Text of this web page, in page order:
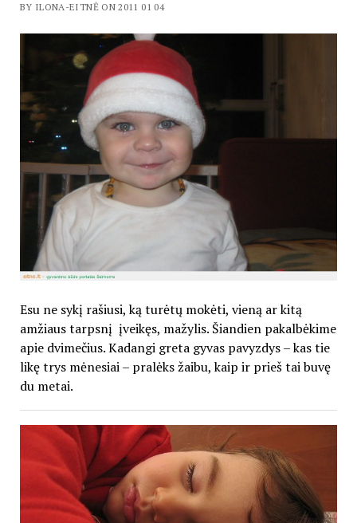
BY ILONA-EITNĖ ON 2011 01 04
Esu ne sykį rašiusi, ką turėtų mokėti, vieną ar kitą
amžiaus tarpsnį įveikęs, mažylis. Šiandien pakalbėkime
apie dvimečius. Kadangi greta gyvas pavyzdys – kas tie
likę trys mėnesiai – pralėks žaibu, kaip ir prieš tai buvę
du metai.